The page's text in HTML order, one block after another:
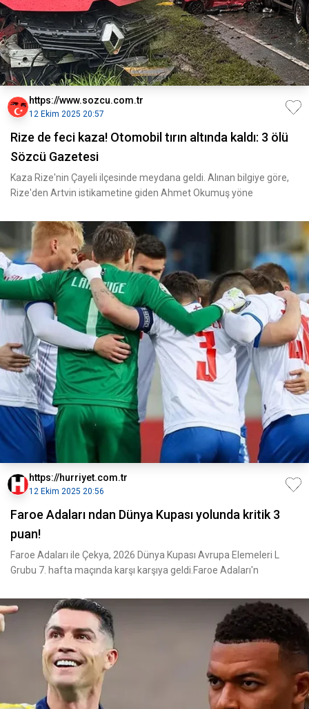
https://www.sozcu.com.tr
12 Ekim 2025 20:57
Rize de feci kaza! Otomobil tırın altında kaldı: 3 ölü
Sözcü Gazetesi
Kaza Rize'nin Çayeli ilçesinde meydana geldi. Alınan bilgiye göre,
Rize'den Artvin istikametine giden Ahmet Okumuş yöne
https://hurriyet.com.tr
12 Ekim 2025 20:56
Faroe Adaları ndan Dünya Kupası yolunda kritik 3
puan!
Faroe Adaları ile Çekya, 2026 Dünya Kupası Avrupa Elemeleri L
Grubu 7. hafta maçında karşı karşıya geldi.Faroe Adaları'n